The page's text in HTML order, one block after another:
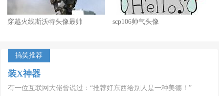
穿越火线斯沃特头像最帅 scp106帅气头像
搞笑推荐
装X神器
有一位互联网大佬曾说过：“推荐好东西给别人是一种美德！”